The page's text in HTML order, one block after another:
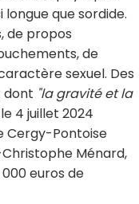
que sordide.
de propos
de
sexuel. Des
"la gravité et la
4 juillet 2024
Cergy-Pontoise
Ménard,
euros de